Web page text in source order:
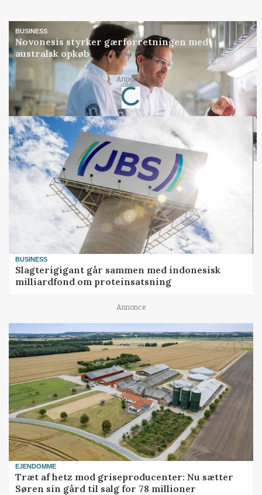
BUSINESS
Novonesis styrker gærforretningen med
australsk opkøb
Annonce
Loading...
BUSINESS
Slagterigigant går sammen med indonesisk
milliardfond om proteinsatsning
Annonce
EJENDOMME
Træt af hetz mod griseproducenter: Nu sætter
Søren sin gård til salg for 78 millioner